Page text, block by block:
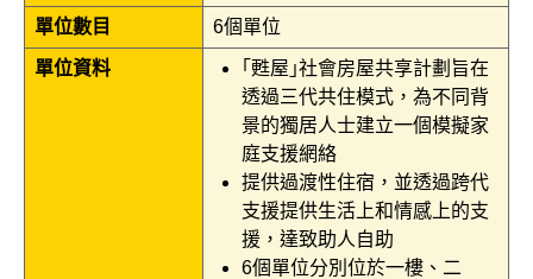
單位數目 6個單位
單位資料
｢甦屋｣社會房屋共享計劃旨在
透過三代共住模式，為不同背
景的獨居人士建立一個模擬家
庭支援網絡
提供過渡性住宿，並透過跨代
支援提供生活上和情感上的支
援，達致助人自助
6個單位分別位於一樓、二